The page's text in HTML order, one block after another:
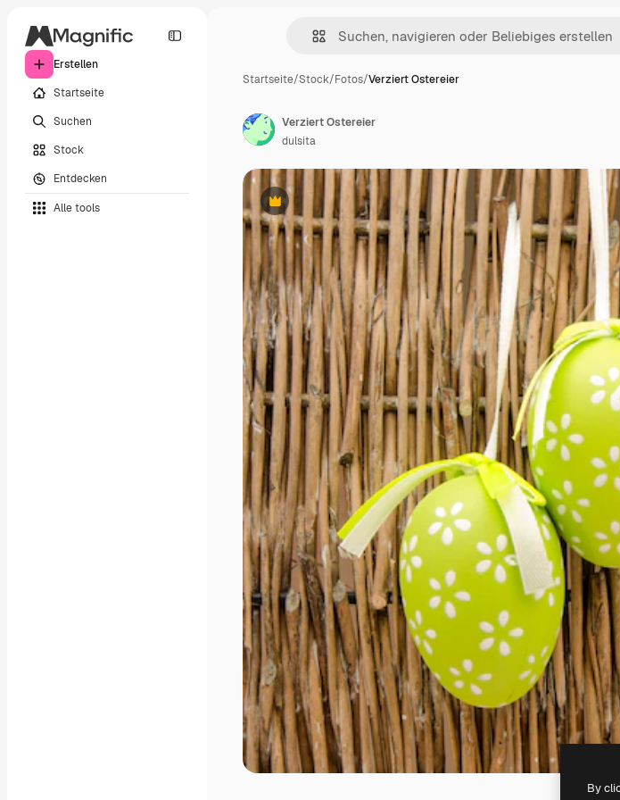
Erstellen
Startseite
Suchen
Stock
Entdecken
Alle tools
Startseite/Stock/Fotos/Verziert Ostereier
Premium
Verziert Ostereier
dulsita
By